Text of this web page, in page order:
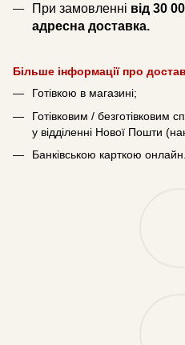
При замовленні від 30
адресна доставка.
Більше інформації про
Готівкою в магазині;
Готівковим / безготівковим
у відділенні Нової Пошти
Банківською карткою онлайн.